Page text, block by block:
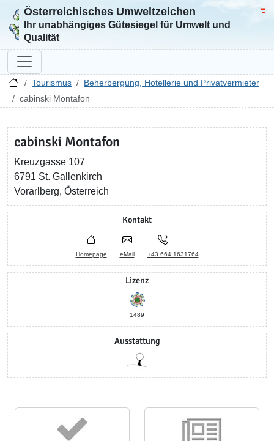
Zur Startseite
Österreichisches Umweltzeichen
Ihr unabhängiges Gütesiegel für Umwelt und
Qualität
Tourismus
Beherbergung, Hotellerie und Privatvermieter
cabinski Montafon
cabinski Montafon
Kreuzgasse 107
6791 St. Gallenkirch
Vorarlberg, Österreich
Kontakt
Homepage eMail +43 664 1631764
Lizenz
1489
Ausstattung